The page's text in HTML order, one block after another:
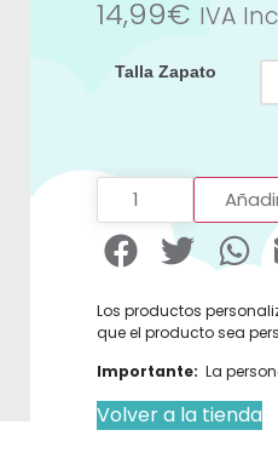
14,99€ IVA
Talla Zapato
Los productos
que el producto sea
Importante: La
Volver a la tienda